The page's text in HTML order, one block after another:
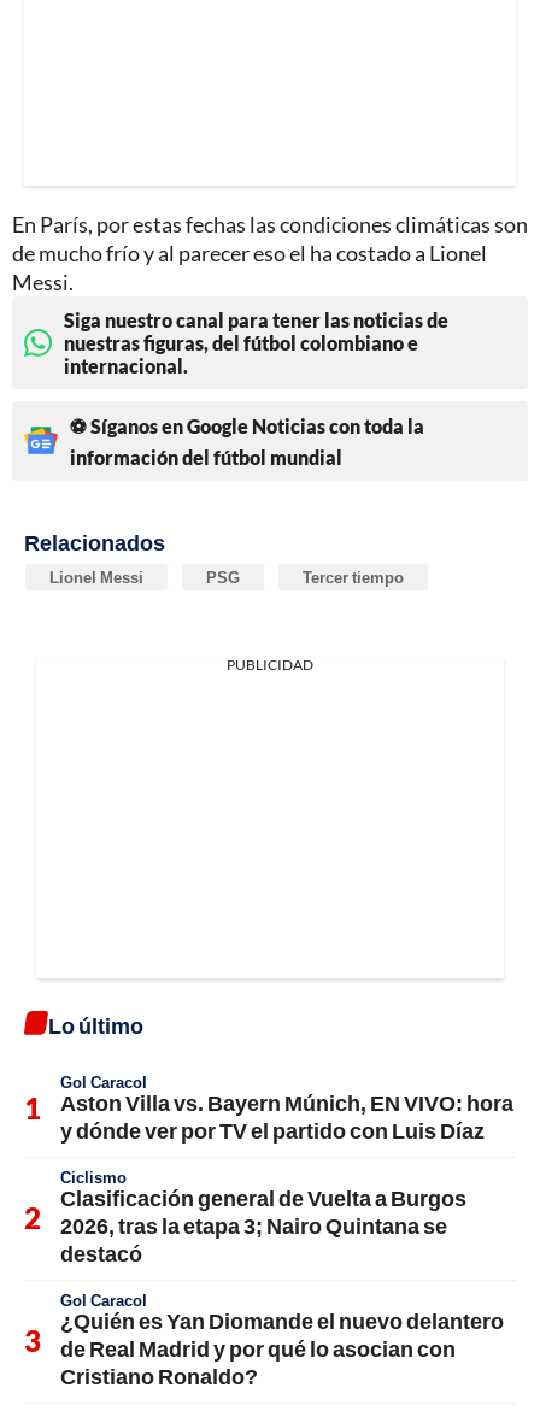
En París, por estas fechas las condiciones climáticas son
de mucho frío y al parecer eso el ha costado a Lionel
Messi.
Siga nuestro canal para tener las noticias de
nuestras figuras, del fútbol colombiano e
internacional.
⚽ Síganos en Google Noticias con toda la
información del fútbol mundial
Relacionados
Lionel Messi PSG Tercer tiempo
PUBLICIDAD
Lo último
Gol Caracol
Aston Villa vs. Bayern Múnich, EN VIVO: hora
y dónde ver por TV el partido con Luis Díaz
Ciclismo
Clasificación general de Vuelta a Burgos
2026, tras la etapa 3; Nairo Quintana se
destacó
Gol Caracol
¿Quién es Yan Diomande el nuevo delantero
de Real Madrid y por qué lo asocian con
Cristiano Ronaldo?